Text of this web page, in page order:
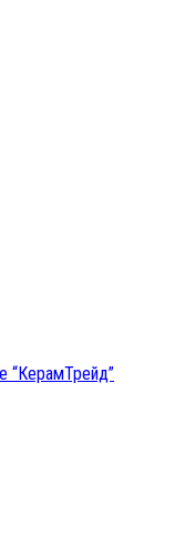
“КерамТрейд”